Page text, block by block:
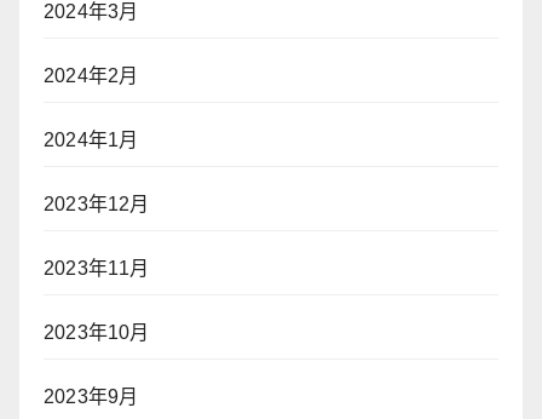
2024年3月
2024年2月
2024年1月
2023年12月
2023年11月
2023年10月
2023年9月